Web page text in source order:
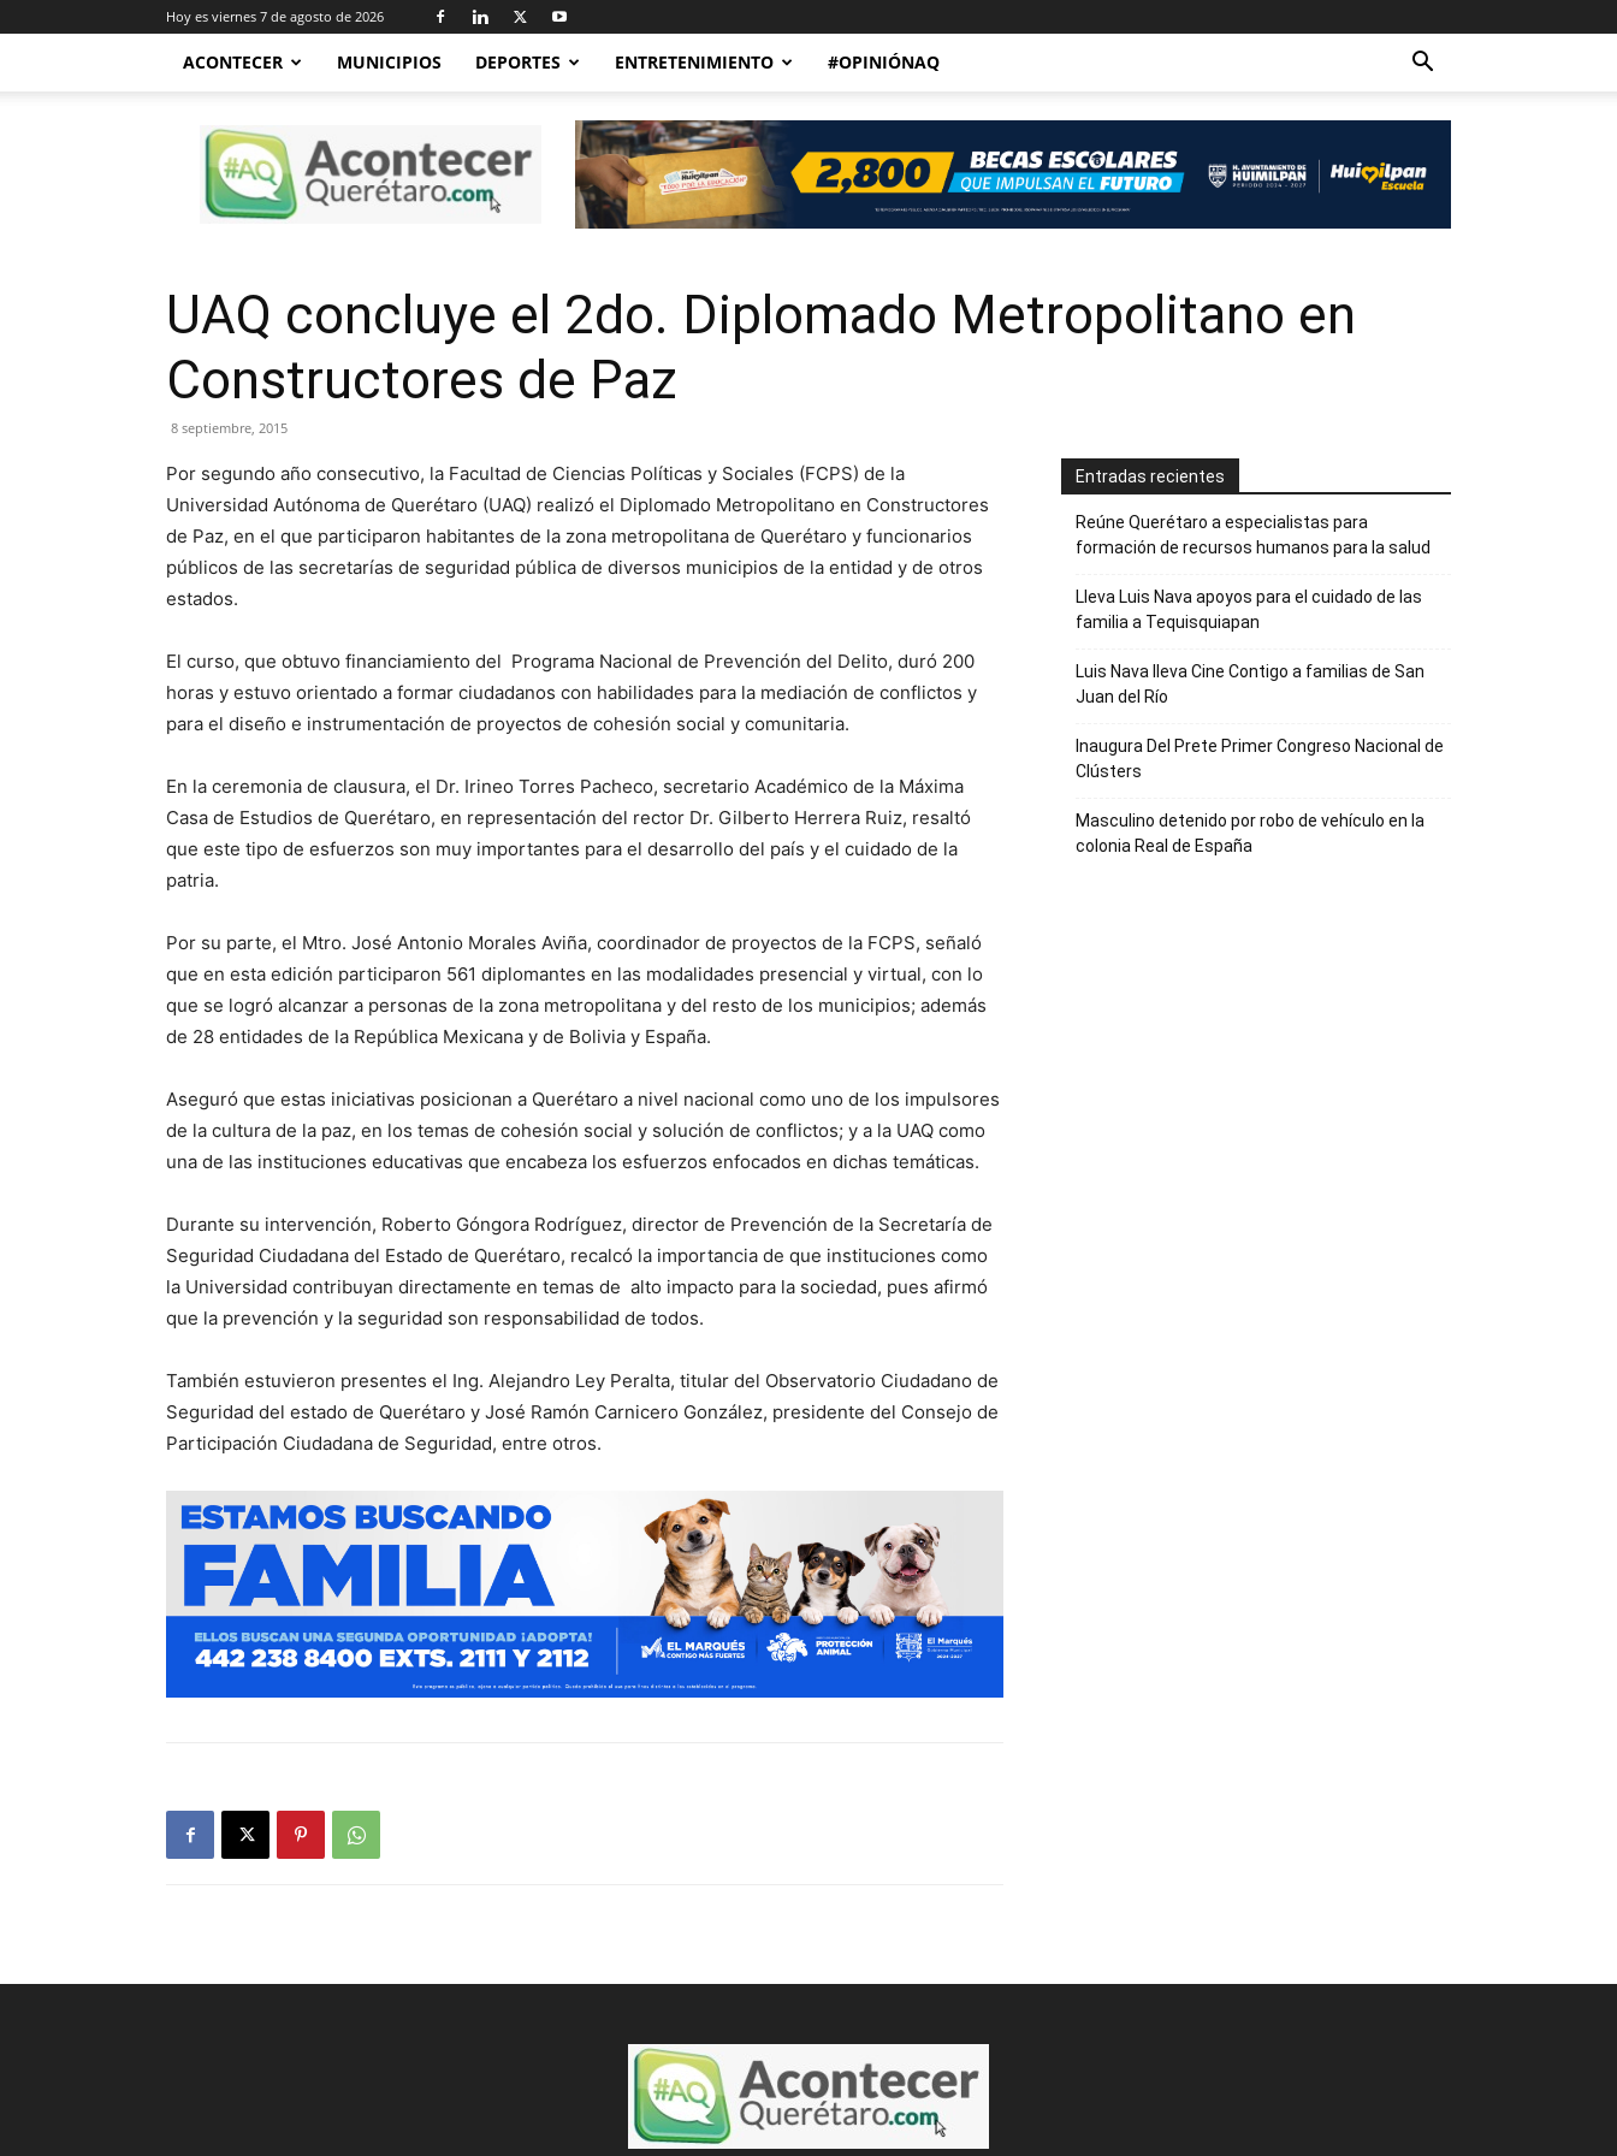
Hoy es viernes 7 de agosto de 2026
ACONTECER MUNICIPIOS DEPORTES ENTRETENIMIENTO #OPINIÓNAQ
Acontecer
Querétaro
UAQ concluye el 2do. Diplomado Metropolitano en
Constructores de Paz
8 septiembre, 2015
Por segundo año consecutivo, la Facultad de Ciencias Políticas y Sociales (FCPS) de la
Universidad Autónoma de Querétaro (UAQ) realizó el Diplomado Metropolitano en Constructores
de Paz, en el que participaron habitantes de la zona metropolitana de Querétaro y funcionarios
públicos de las secretarías de seguridad pública de diversos municipios de la entidad y de otros
estados.
El curso, que obtuvo financiamiento del Programa Nacional de Prevención del Delito, duró 200
horas y estuvo orientado a formar ciudadanos con habilidades para la mediación de conflictos y
para el diseño e instrumentación de proyectos de cohesión social y comunitaria.
En la ceremonia de clausura, el Dr. Irineo Torres Pacheco, secretario Académico de la Máxima
Casa de Estudios de Querétaro, en representación del rector Dr. Gilberto Herrera Ruiz, resaltó
que este tipo de esfuerzos son muy importantes para el desarrollo del país y el cuidado de la
patria.
Por su parte, el Mtro. José Antonio Morales Aviña, coordinador de proyectos de la FCPS, señaló
que en esta edición participaron 561 diplomantes en las modalidades presencial y virtual, con lo
que se logró alcanzar a personas de la zona metropolitana y del resto de los municipios; además
de 28 entidades de la República Mexicana y de Bolivia y España.
Aseguró que estas iniciativas posicionan a Querétaro a nivel nacional como uno de los impulsores
de la cultura de la paz, en los temas de cohesión social y solución de conflictos; y a la UAQ como
una de las instituciones educativas que encabeza los esfuerzos enfocados en dichas temáticas.
Durante su intervención, Roberto Góngora Rodríguez, director de Prevención de la Secretaría de
Seguridad Ciudadana del Estado de Querétaro, recalcó la importancia de que instituciones como
la Universidad contribuyan directamente en temas de alto impacto para la sociedad, pues afirmó
que la prevención y la seguridad son responsabilidad de todos.
También estuvieron presentes el Ing. Alejandro Ley Peralta, titular del Observatorio Ciudadano de
Seguridad del estado de Querétaro y José Ramón Carnicero González, presidente del Consejo de
Participación Ciudadana de Seguridad, entre otros.
Entradas recientes
Reúne Querétaro a especialistas para
formación de recursos humanos para la salud
Lleva Luis Nava apoyos para el cuidado de las
familia a Tequisquiapan
Luis Nava lleva Cine Contigo a familias de San
Juan del Río
Inaugura Del Prete Primer Congreso Nacional de
Clústers
Masculino detenido por robo de vehículo en la
colonia Real de España